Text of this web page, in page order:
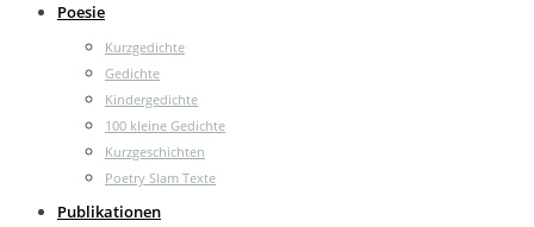
Poesie
Kurzgedichte
Gedichte
Kindergedichte
100 kleine Gedichte
Kurzgeschichten
Poetry Slam Texte
Publikationen